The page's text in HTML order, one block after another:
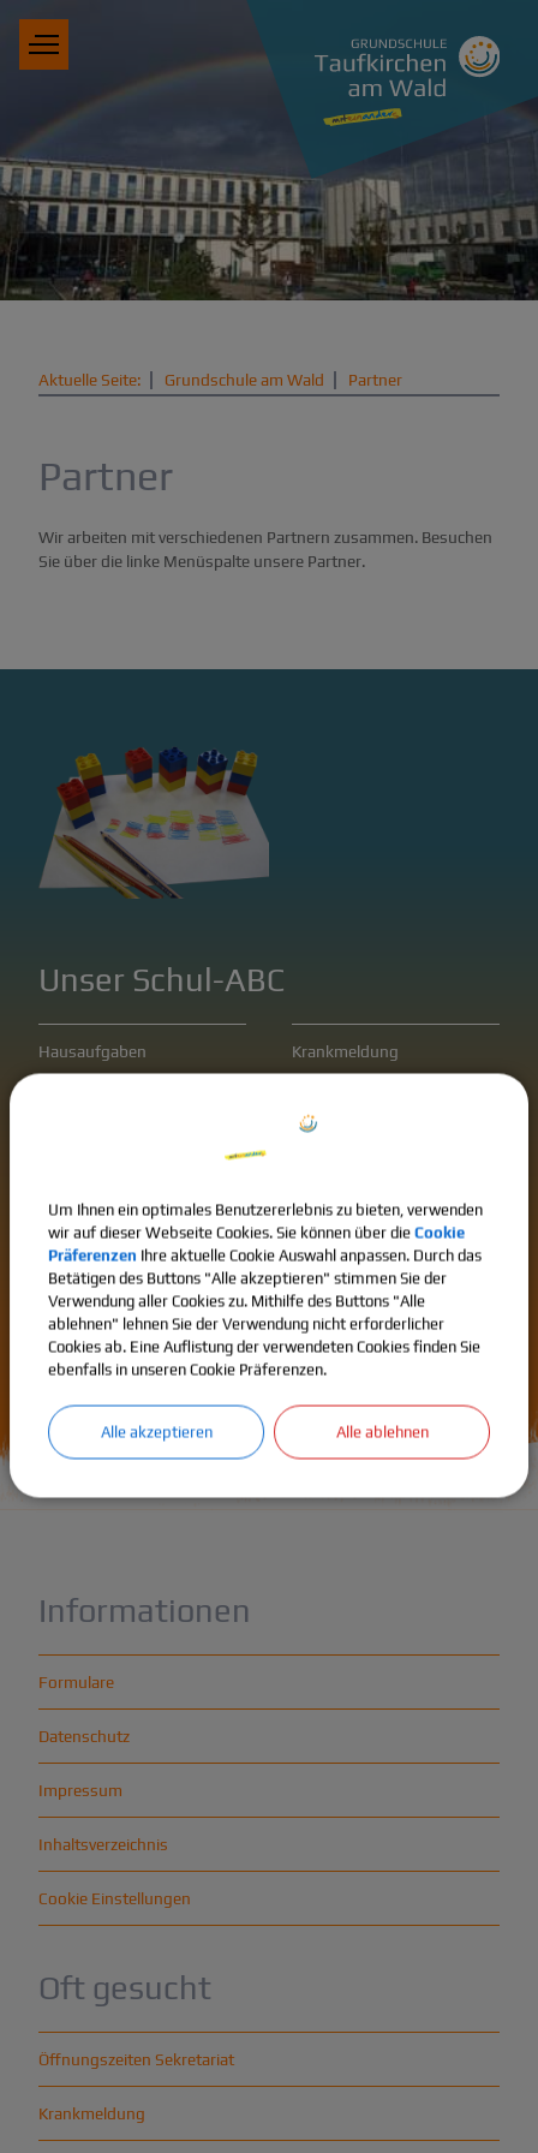
Aktuelle Seite: Grundschule am Wald Partner
Partner
Wir arbeiten mit verschiedenen Partnern zusammen. Besuchen
Sie über die linke Menüspalte unsere Partner.
Unser Schul-ABC
Hausaufgaben Krankmeldung
Schülerparlament Sicherheit
Ganztag Zeugnisse
Alle Anzeigen
Informationen
Formulare
Datenschutz
Impressum
Inhaltsverzeichnis
Cookie Einstellungen
Oft gesucht
Öffnungszeiten Sekretariat
Krankmeldung
Um Ihnen ein optimales Benutzererlebnis zu bieten, verwenden
wir auf dieser Webseite Cookies. Sie können über die Cookie
Präferenzen Ihre aktuelle Cookie Auswahl anpassen. Durch das
Betätigen des Buttons "Alle akzeptieren" stimmen Sie der
Verwendung aller Cookies zu. Mithilfe des Buttons "Alle
ablehnen" lehnen Sie der Verwendung nicht erforderlicher
Cookies ab. Eine Auflistung der verwendeten Cookies finden Sie
ebenfalls in unseren Cookie Präferenzen.
Alle akzeptieren Alle ablehnen